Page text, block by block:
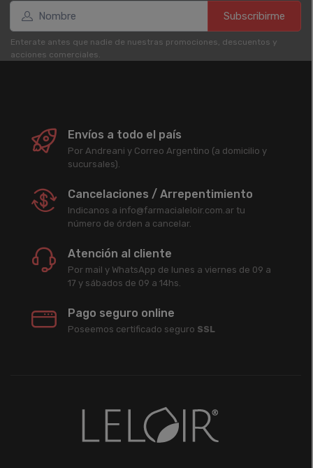
Subscribirme
Enterate antes que nadie de nuestras promociones, descuentos y
acciones comerciales.
Envíos a todo el país
Por Andreani y Correo Argentino (a domicilio y
sucursales).
Cancelaciones / Arrepentimiento
Indicanos a info@farmacialeloir.com.ar tu
número de órden a cancelar.
Atención al cliente
Por mail y WhatsApp de lunes a viernes de 09 a
17 y sábados de 09 a 14hs.
Pago seguro online
Poseemos certificado seguro SSL